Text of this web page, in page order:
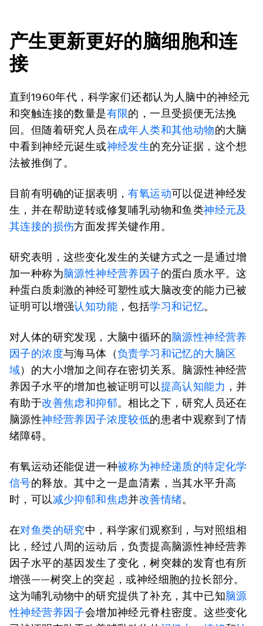
产生更新更好的脑细胞和连
接
直到1960年代，科学家们还都认为人脑中的神经元
和突触连接的数量是有限的，一旦受损便无法挽
回。但随着研究人员在成年人类和其他动物的大脑
中看到神经元诞生或神经发生的充分证据，这个想
法被推倒了。
目前有明确的证据表明，有氧运动可以促进神经发
生，并在帮助逆转或修复哺乳动物和鱼类神经元及
其连接的损伤方面发挥关键作用。
研究表明，这些变化发生的关键方式之一是通过增
加一种称为脑源性神经营养因子的蛋白质水平。这
种蛋白质刺激的神经可塑性或大脑改变的能力已被
证明可以增强认知功能 ，包括学习和记忆。
对人体的研究发现，大脑中循环的脑源性神经营养
因子的浓度与海马体（负责学习和记忆的大脑区
域）的大小增加之间存在密切关系。脑源性神经营
养因子水平的增加也被证明可以提高认知能力 ，并
有助于改善焦虑和抑郁。相比之下，研究人员还在
脑源性神经营养因子浓度较低的患者中观察到了情
绪障碍。
有氧运动还能促进一种被称为神经递质的特定化学
信号的释放。其中之一是血清素，当其水平升高
时，可以减少抑郁和焦虑并改善情绪。
在对鱼类的研究中，科学家们观察到，与对照组相
比，经过八周的运动后，负责提高脑源性神经营养
因子水平的基因发生了变化，树突棘的发育也有所
增强——树突上的突起，或神经细胞的拉长部分。
这为哺乳动物中的研究提供了补充，其中已知脑源
性神经营养因子会增加神经元脊柱密度。这些变化